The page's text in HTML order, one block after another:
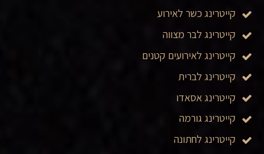
קייטרינג כשר לאירוע
קייטרינג לבר מצווה
קייטרינג לאירועים קטנים
קייטרינג לברית
קייטרינג אסאדו
קייטרינג גורמה
קייטרינג לחתונה